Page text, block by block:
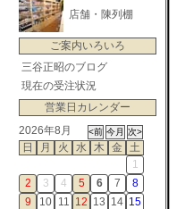
店舗・陳列棚
ご案内いろいろ
三谷正昭のブログ
現在の受注状況
営業日カレンダー
2026年8月
日
月 火 水 木 金
土
1
2
3 4 5 6 7
8
9
10 11 12 13 14 15